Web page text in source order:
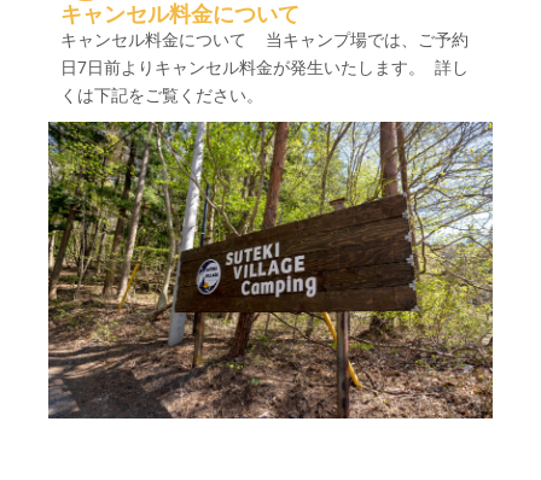
キャンセル料金について
キャンセル料金について 当キャンプ場では、ご予約
日7日前よりキャンセル料金が発生いたします。 詳し
くは下記をご覧ください。